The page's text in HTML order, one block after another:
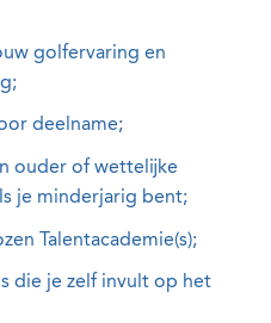
golfervaring en
deelname;
ouder of wettelijke
je minderjarig bent;
Talentacademie(s);
die je zelf invult op het